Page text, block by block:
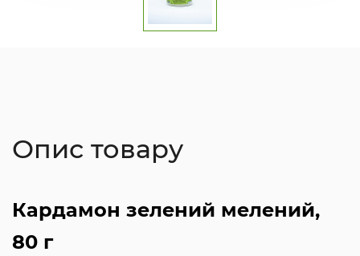
Опис товару
Кардамон зелений мелений,
80 г